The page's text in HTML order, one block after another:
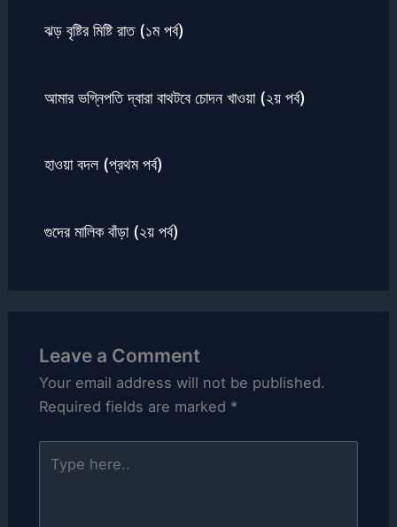
ঝড় বৃষ্টির মিষ্টি রাত (১ম পর্ব)
আমার ভগ্নিপতি দ্বারা বাথটবে চোদন খাওয়া (২য় পর্ব)
হাওয়া বদল (প্রথম পর্ব)
গুদের মালিক বাঁড়া (২য় পর্ব)
Leave a Comment
Your email address will not be published.
Required fields are marked *
here..